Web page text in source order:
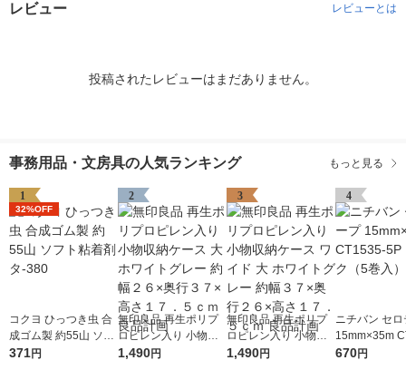
レビュー レビューとは
投稿されたレビューはまだありません。
事務用品・文房具の人気ランキング もっと見る
1
32%OFF
コクヨ ひっつき虫 合
成ゴム製 約55山 ソフ
ト粘着剤 タ-380
371円
2
無印良品 再生ポリプ
ロピレン入り 小物収
納ケース 大 ホワイト
1,490円
3
無印良品 再生ポリプ
ロピレン入り 小物収
納ケース ワイド 大 ホ
1,490円
4
ニチバン セ
15mm×35m
5P 1パック（
670円